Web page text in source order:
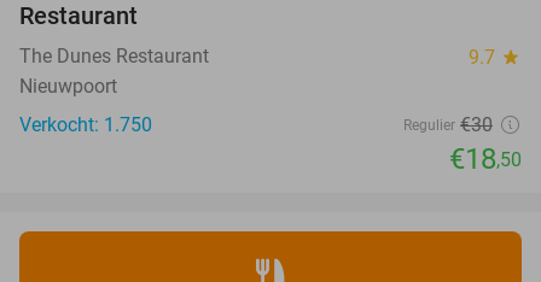
OUT
Restaurant
The Dunes Restaurant 9.7 star
Nieuwpoort
Verkocht: 1.750
Regulier €30
€18,50